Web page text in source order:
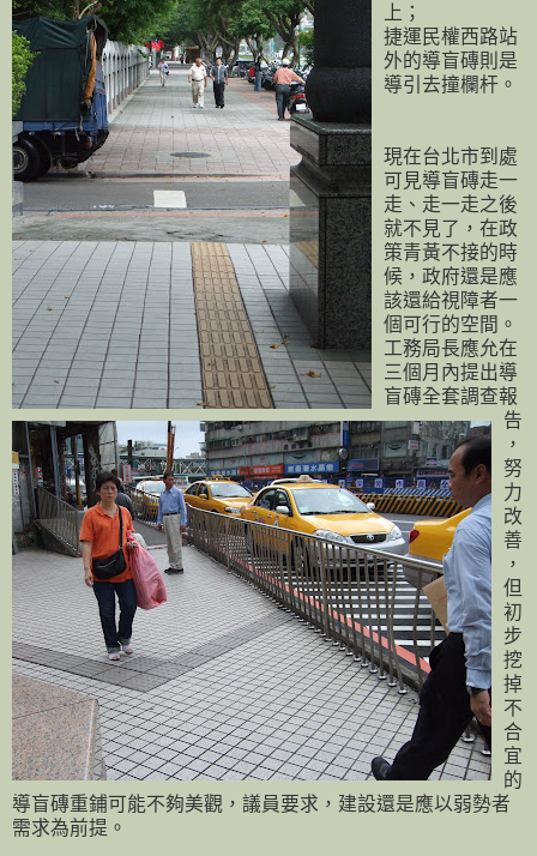
上；
捷運民權西路站
外的導盲磚則是
導引去撞欄杆。
現在台北市到處
可見導盲磚走一
走、走一走之後
就不見了，在政
策青黃不接的時
候，政府還是應
該還給視障者一
個可行的空間。
工務局長應允在
三個月內提出導
盲磚全套調查報
告
，
努
力
改
善
，
但
初
步
挖
掉
不
合
宜
的
導盲磚重鋪可能不夠美觀，議員要求，建設還是應以弱勢者
需求為前提。